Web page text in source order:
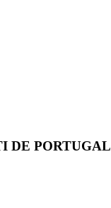
DE PORTUGAL